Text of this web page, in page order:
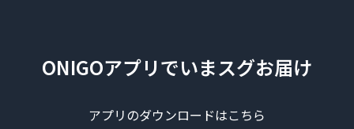
ONIGOアプリでいまスグお届け
アプリのダウンロードはこちら